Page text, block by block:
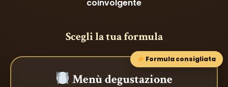
coinvolgente
Scegli la tua formula
Formula consigliata
Menù degustazione